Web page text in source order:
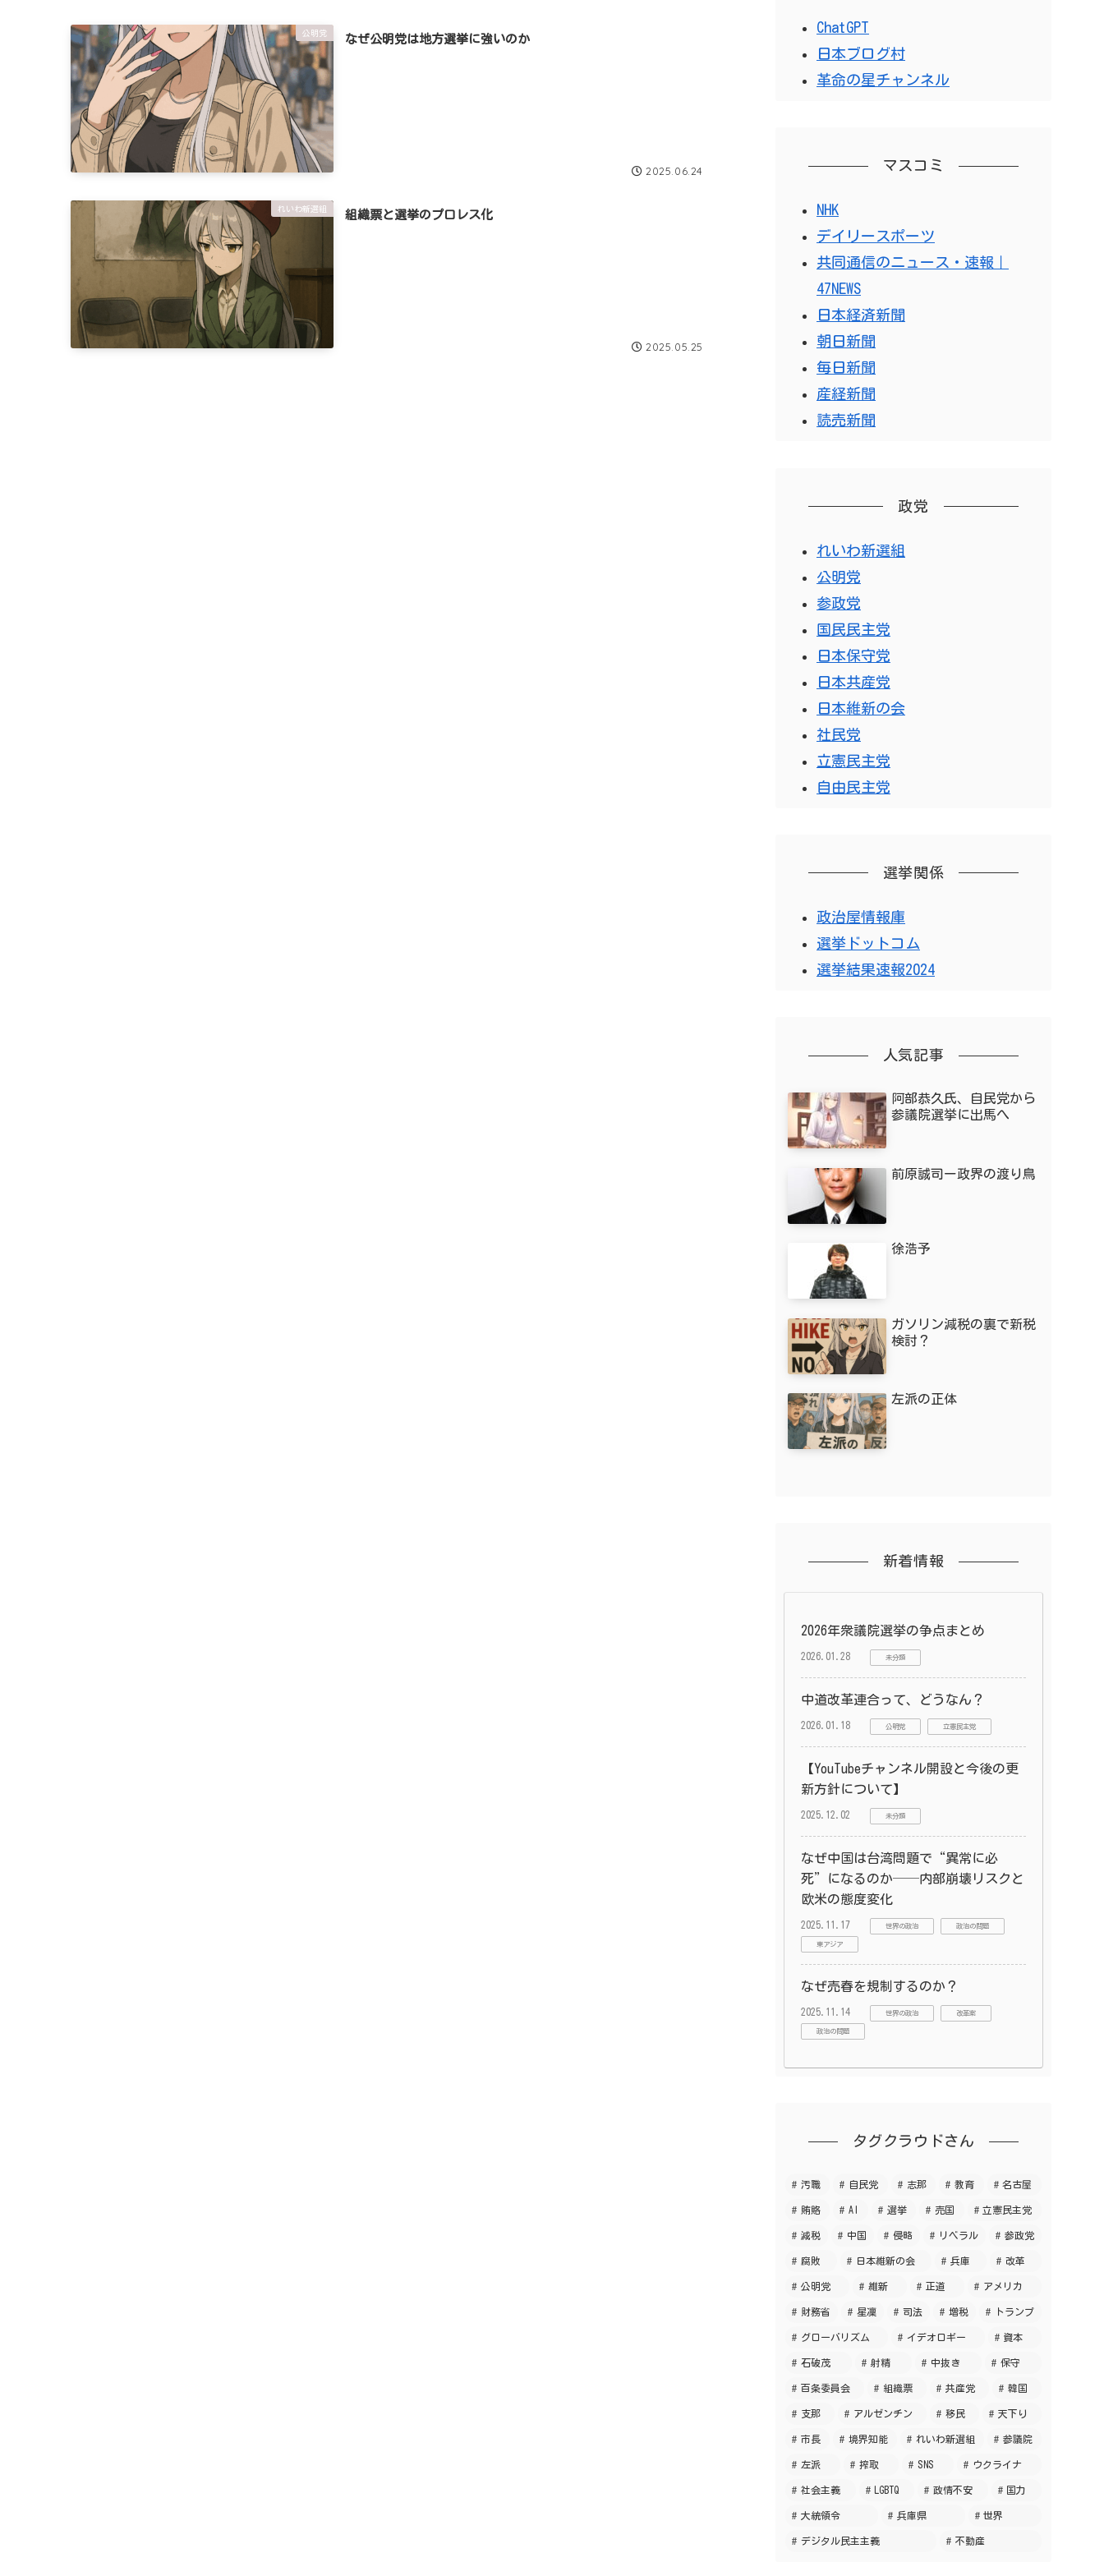
公明党
なぜ公明党は地方選挙に強いのか
2025.06.24
れいわ新選組
組織票と選挙のプロレス化
2025.05.25
ChatGPT
日本ブログ村
革命の星チャンネル
マスコミ
NHK
デイリースポーツ
共同通信のニュース・速報｜
47NEWS
日本経済新聞
朝日新聞
毎日新聞
産経新聞
読売新聞
政党
れいわ新選組
公明党
参政党
国民民主党
日本保守党
日本共産党
日本維新の会
社民党
立憲民主党
自由民主党
選挙関係
政治屋情報庫
選挙ドットコム
選挙結果速報2024
人気記事
阿部恭久氏、自民党から
参議院選挙に出馬へ
前原誠司ー政界の渡り鳥
徐浩予
ガソリン減税の裏で新税
検討？
左派の正体
新着情報
2026年衆議院選挙の争点まとめ
2026.01.28 未分類
中道改革連合って、どうなん？
2026.01.18 公明党 立憲民主党
【YouTubeチャンネル開設と今後の更
新方針について】
2025.12.02 未分類
なぜ中国は台湾問題で“異常に必
死”になるのか──内部崩壊リスクと
欧米の態度変化
2025.11.17 世界の政治 政治の問題
東アジア
なぜ売春を規制するのか？
2025.11.14 世界の政治 改革案
政治の問題
タグクラウドさん
汚職 自民党 志那 教育 名古屋
賄賂 AI 選挙 売国 立憲民主党
減税 中国 侵略 リベラル 参政党
腐敗 日本維新の会 兵庫 改革
公明党 維新 正道 アメリカ
財務省 星凜 司法 増税 トランプ
グローバリズム イデオロギー 資本
石破茂 射精 中抜き 保守
百条委員会 組織票 共産党 韓国
支那 アルゼンチン 移民 天下り
市長 境界知能 れいわ新選組 参議院
左派 搾取 SNS ウクライナ
社会主義 LGBTQ 政情不安 国力
大統領令 兵庫県 世界
デジタル民主主義 不動産